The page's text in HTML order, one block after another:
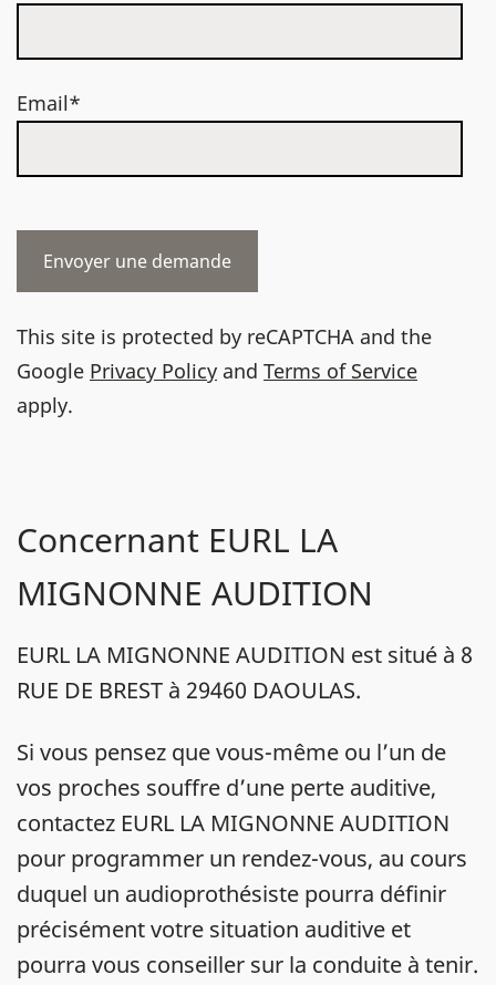
Email*
This site is protected by reCAPTCHA and the
Google Privacy Policy and Terms of Service
apply.
Concernant EURL LA
MIGNONNE AUDITION
EURL LA MIGNONNE AUDITION est situé à 8
RUE DE BREST à 29460 DAOULAS.
Si vous pensez que vous-même ou l’un de
vos proches souffre d’une perte auditive,
contactez EURL LA MIGNONNE AUDITION
pour programmer un rendez-vous, au cours
duquel un audioprothésiste pourra définir
précisément votre situation auditive et
pourra vous conseiller sur la conduite à tenir.